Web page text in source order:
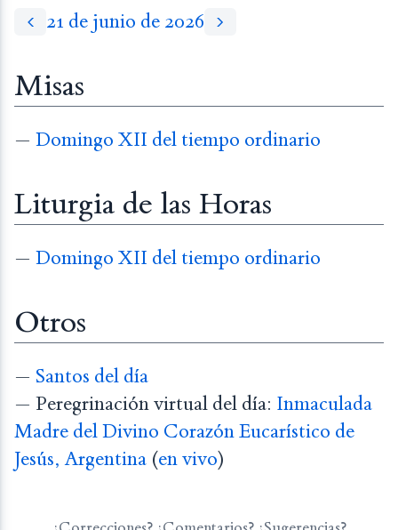
21 de junio de 2026
Misas
— Domingo XII del tiempo ordinario
Liturgia de las Horas
— Domingo XII del tiempo ordinario
Otros
— Santos del día
— Peregrinación virtual del día: Inmaculada
Madre del Divino Corazón Eucarístico de
Jesús, Argentina (en vivo)